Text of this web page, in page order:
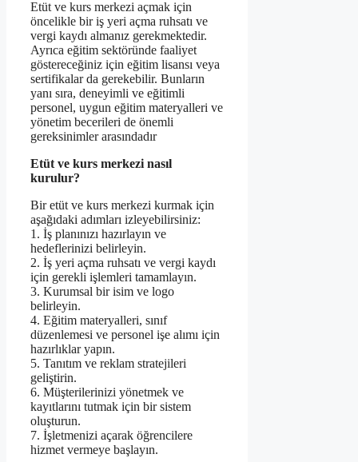
Etüt ve kurs merkezi açmak için
öncelikle bir iş yeri açma ruhsatı ve
vergi kaydı almanız gerekmektedir.
Ayrıca eğitim sektöründe faaliyet
göstereceğiniz için eğitim lisansı veya
sertifikalar da gerekebilir. Bunların
yanı sıra, deneyimli ve eğitimli
personel, uygun eğitim materyalleri ve
yönetim becerileri de önemli
gereksinimler arasındadır
Etüt ve kurs merkezi nasıl
kurulur?
Bir etüt ve kurs merkezi kurmak için
aşağıdaki adımları izleyebilirsiniz:
1. İş planınızı hazırlayın ve
hedeflerinizi belirleyin.
2. İş yeri açma ruhsatı ve vergi kaydı
için gerekli işlemleri tamamlayın.
3. Kurumsal bir isim ve logo
belirleyin.
4. Eğitim materyalleri, sınıf
düzenlemesi ve personel işe alımı için
hazırlıklar yapın.
5. Tanıtım ve reklam stratejileri
geliştirin.
6. Müşterilerinizi yönetmek ve
kayıtlarını tutmak için bir sistem
oluşturun.
7. İşletmenizi açarak öğrencilere
hizmet vermeye başlayın.